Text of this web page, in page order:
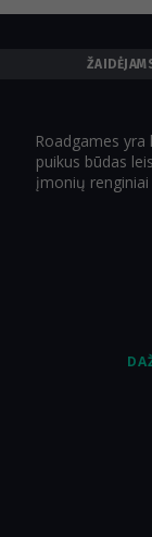
Roadgames
puikus būdas
įmonių